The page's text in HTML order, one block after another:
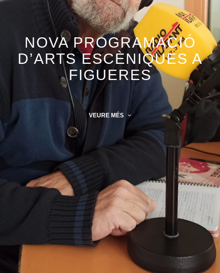
NOVA PROGRAMACIÓ
D’ARTS ESCÈNIQUES A
FIGUERES
VEURE MÉS